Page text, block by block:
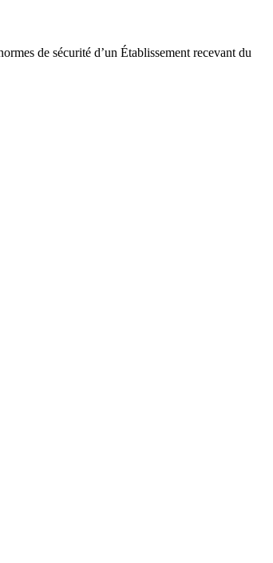
de sécurité d’un Établissement recevant du